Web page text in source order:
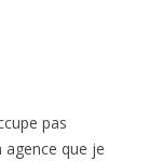
pas
que je